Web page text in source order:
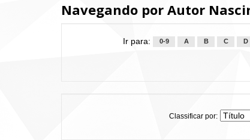
Navegando por Autor
Ir para: 0-9 A B C D
Classificar por: